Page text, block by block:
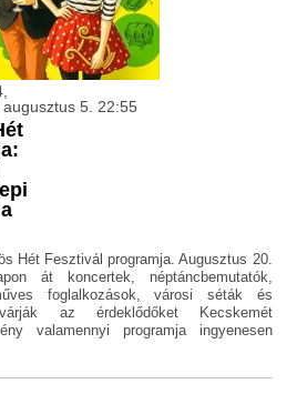
5. 22:55
Hét Fesztivál programja. Augusztus 20.
át koncertek, néptáncbemutatók,
foglalkozások, városi séták és
az érdeklődőket Kecskemét
valamennyi programja ingyenesen